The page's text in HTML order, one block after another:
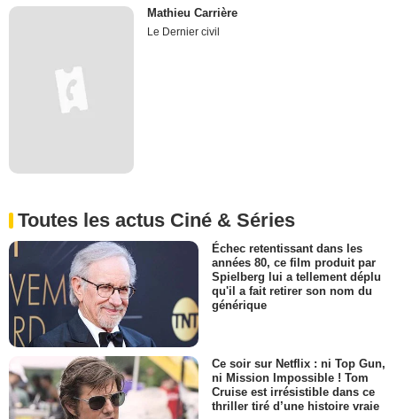
Mathieu Carrière
Le Dernier civil
Toutes les actus Ciné & Séries
Échec retentissant dans les
années 80, ce film produit par
Spielberg lui a tellement déplu
qu'il a fait retirer son nom du
générique
Ce soir sur Netflix : ni Top Gun,
ni Mission Impossible ! Tom
Cruise est irrésistible dans ce
thriller tiré d’une histoire vraie